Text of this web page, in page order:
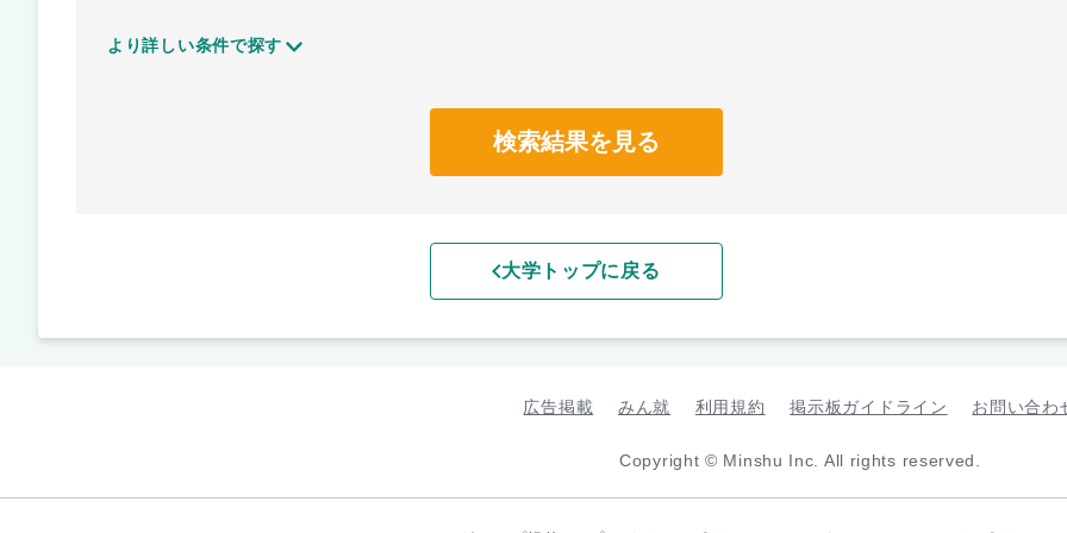
より詳しい条件で探す
検索結果を見る
大学トップに戻る
広告掲載 みん就 利用規約 掲示板ガイドライン お問い合わ
Copyright © Minshu Inc. All rights reserved.